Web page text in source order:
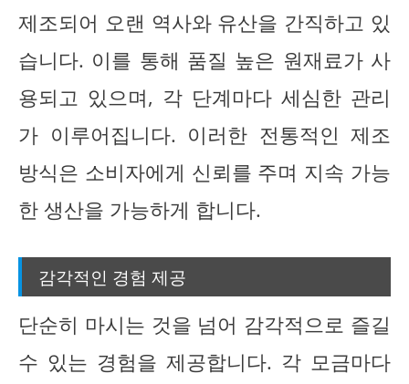
제조되어 오랜 역사와 유산을 간직하고 있
습니다. 이를 통해 품질 높은 원재료가 사
용되고 있으며, 각 단계마다 세심한 관리
가 이루어집니다. 이러한 전통적인 제조
방식은 소비자에게 신뢰를 주며 지속 가능
한 생산을 가능하게 합니다.
감각적인 경험 제공
단순히 마시는 것을 넘어 감각적으로 즐길
수 있는 경험을 제공합니다. 각 모금마다